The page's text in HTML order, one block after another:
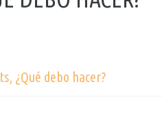
¿Qué debo hacer?